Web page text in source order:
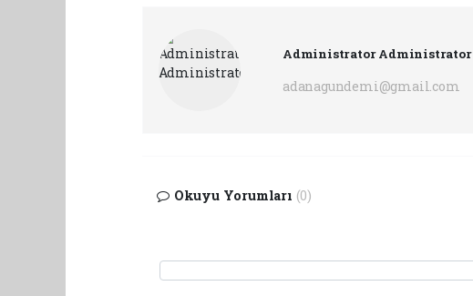
Administrator Administrator
adanagundemi@gmail.com
Okuyu Yorumları (0)